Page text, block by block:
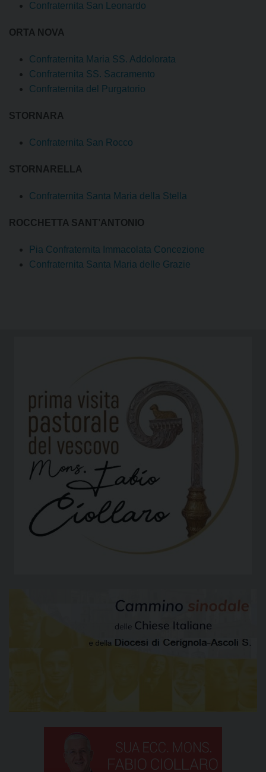
Confraternita San Leonardo
ORTA NOVA
Confraternita Maria SS. Addolorata
Confraternita SS. Sacramento
Confraternita del Purgatorio
STORNARA
Confraternita San Rocco
STORNARELLA
Confraternita Santa Maria della Stella
ROCCHETTA SANT’ANTONIO
Pia Confraternita Immacolata Concezione
Confraternita Santa Maria delle Grazie